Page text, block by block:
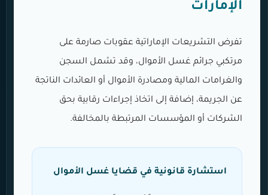
الإمارات
تفرض التشريعات الإماراتية عقوبات صارمة على
مرتكبي جرائم غسل الأموال، وقد تشمل السجن
والغرامات المالية ومصادرة الأموال أو العائدات الناتجة
عن الجريمة، إضافة إلى اتخاذ إجراءات رقابية بحق
الشركات أو المؤسسات المرتبطة بالمخالفة.
استشارة قانونية في قضايا غسل الأموال